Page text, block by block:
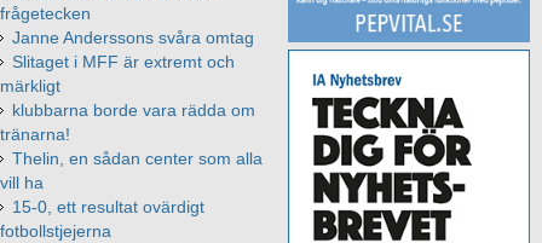
frågetecken
Janne Anderssons svåra omtag
Slitaget i MFF är extremt och
märkligt
klubbarna borde vara rädda om
tränarna!
Thelin, en sådan center som alla
vill ha
15-0, ett resultat ovärdigt
fotbollstjejerna